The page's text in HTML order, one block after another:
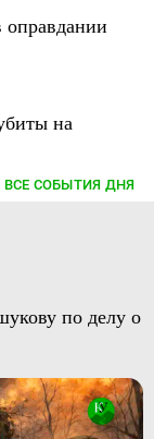
оправдании
на
ВСЕ СОБЫТИЯ ДНЯ
по делу о